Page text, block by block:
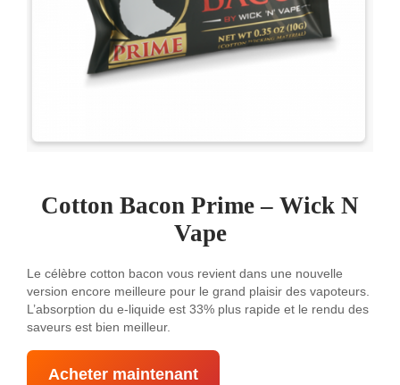
Cotton Bacon Prime – Wick N
Vape
Le célèbre cotton bacon vous revient dans une nouvelle
version encore meilleure pour le grand plaisir des vapoteurs.
L’absorption du e-liquide est 33% plus rapide et le rendu des
saveurs est bien meilleur.
Acheter maintenant